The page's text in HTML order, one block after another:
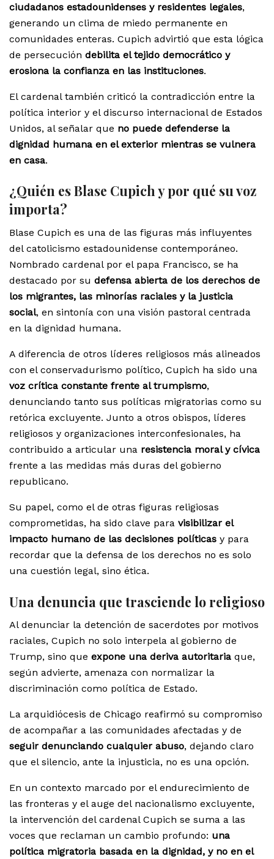
ciudadanos estadounidenses y residentes legales,
generando un clima de miedo permanente en
comunidades enteras. Cupich advirtió que esta lógica
de persecución debilita el tejido democrático y
erosiona la confianza en las instituciones.
El cardenal también criticó la contradicción entre la
política interior y el discurso internacional de Estados
Unidos, al señalar que no puede defenderse la
dignidad humana en el exterior mientras se vulnera
en casa.
¿Quién es Blase Cupich y por qué su voz
importa?
Blase Cupich es una de las figuras más influyentes
del catolicismo estadounidense contemporáneo.
Nombrado cardenal por el papa Francisco, se ha
destacado por su defensa abierta de los derechos de
los migrantes, las minorías raciales y la justicia
social, en sintonía con una visión pastoral centrada
en la dignidad humana.
A diferencia de otros líderes religiosos más alineados
con el conservadurismo político, Cupich ha sido una
voz crítica constante frente al trumpismo,
denunciando tanto sus políticas migratorias como su
retórica excluyente. Junto a otros obispos, líderes
religiosos y organizaciones interconfesionales, ha
contribuido a articular una resistencia moral y cívica
frente a las medidas más duras del gobierno
republicano.
Su papel, como el de otras figuras religiosas
comprometidas, ha sido clave para visibilizar el
impacto humano de las decisiones políticas y para
recordar que la defensa de los derechos no es solo
una cuestión legal, sino ética.
Una denuncia que trasciende lo religioso
Al denunciar la detención de sacerdotes por motivos
raciales, Cupich no solo interpela al gobierno de
Trump, sino que expone una deriva autoritaria que,
según advierte, amenaza con normalizar la
discriminación como política de Estado.
La arquidiócesis de Chicago reafirmó su compromiso
de acompañar a las comunidades afectadas y de
seguir denunciando cualquier abuso, dejando claro
que el silencio, ante la injusticia, no es una opción.
En un contexto marcado por el endurecimiento de
las fronteras y el auge del nacionalismo excluyente,
la intervención del cardenal Cupich se suma a las
voces que reclaman un cambio profundo: una
política migratoria basada en la dignidad, y no en el